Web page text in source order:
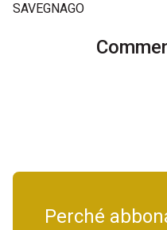
SAVEGNAGO
Perché